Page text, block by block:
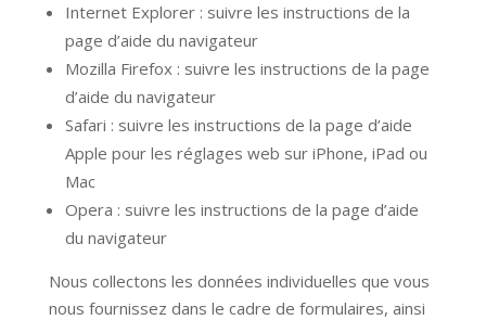
Internet Explorer : suivre les instructions de la
page d’aide du navigateur
Mozilla Firefox : suivre les instructions de la page
d’aide du navigateur
Safari : suivre les instructions de la page d’aide
Apple pour les réglages web sur iPhone, iPad ou
Mac
Opera : suivre les instructions de la page d’aide
du navigateur
Nous collectons les données individuelles que vous
nous fournissez dans le cadre de formulaires, ainsi